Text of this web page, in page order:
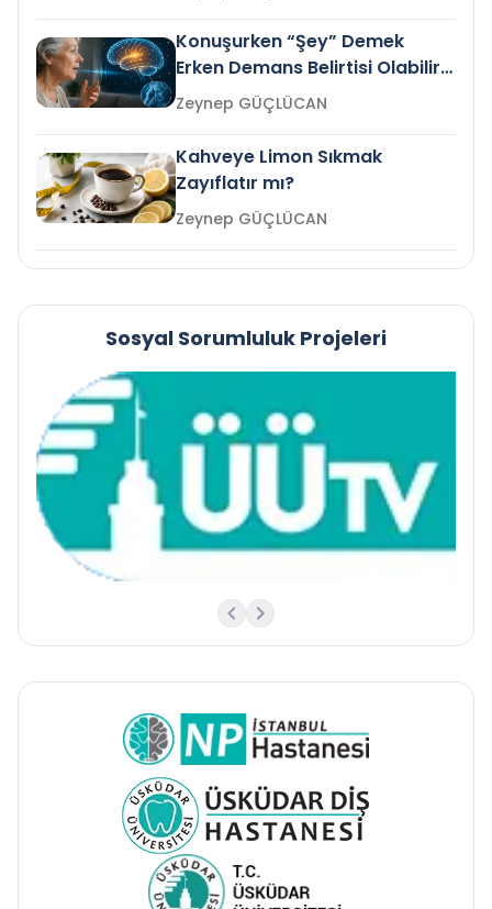
Konuşurken “Şey” Demek
Erken Demans Belirtisi Olabilir
mi?
Zeynep GÜÇLÜCAN
Kahveye Limon Sıkmak
Zayıflatır mı?
Zeynep GÜÇLÜCAN
Sosyal Sorumluluk Projeleri